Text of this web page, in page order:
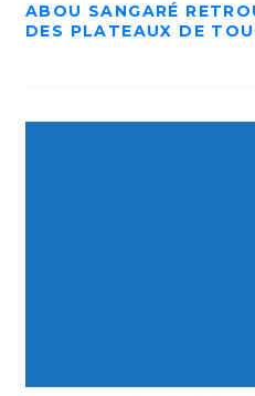
ABOU SANGARÉ
DES PLATEAUX DE